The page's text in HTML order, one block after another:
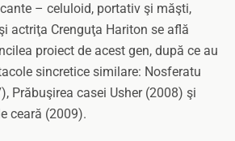
– celuloid, portativ şi măşti,
actriţa Crenguţa Hariton se află
proiect de acest gen, după ce au
sincretice similare: Nosferatu
Prăbuşirea casei Usher (2008) şi
ceară (2009).